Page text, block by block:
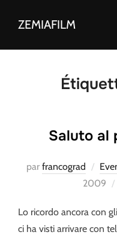
ZEMIAFILM
Saluto al
par francograd
2009
Lo ricordo ancora con
ci ha visti arrivare con